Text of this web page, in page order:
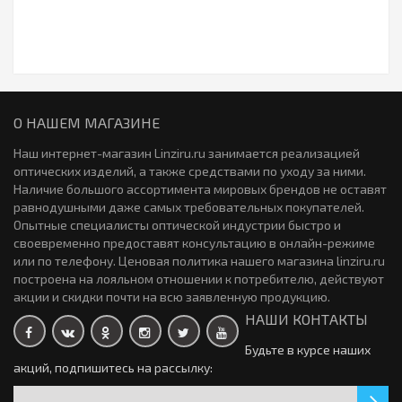
новинка
КОНТАКТНЫЕ ЛИНЗЫ Precision 1 For Astigmatism 30 линз
(15 пар)
3135р.
новинка
Контактные линзы Ochkov.Net A1 12 линз ( 6-пар)
2790р.
Контактные линзы Alcon TOTAL30 for Astigmatism 3 линзы
2920р.
Цветные линзы Офтальмикс Butterfly Golden 2 линзы (1
Закончился
Оттеночные линзы FUSION NUANCE 6 линз (3 пары)
0р.
Закончился
Контактные линзы Sofclear One Day 12 линз (6 пар)
0р.
О НАШЕМ МАГАЗИНЕ
Наш интернет-магазин Linziru.ru занимается реализацией
оптических изделий, а также средствами по уходу за ними.
Наличие большого ассортимента мировых брендов не оставят
равнодушными даже самых требовательных покупателей.
Опытные специалисты оптической индустрии быстро и
своевременно предоставят консультацию в онлайн-режиме
или по телефону. Ценовая политика нашего магазина linziru.ru
построена на лояльном отношении к потребителю, действуют
акции и скидки почти на всю заявленную продукцию.
НАШИ КОНТАКТЫ
Будьте в курсе наших
акций, подпишитесь на рассылку: